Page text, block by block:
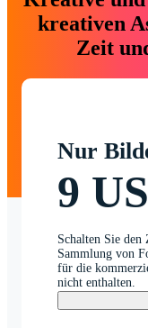
kreativen
Zeit
Nur
9
Schalten Sie den
Sammlung von
für die
nicht enthalten.